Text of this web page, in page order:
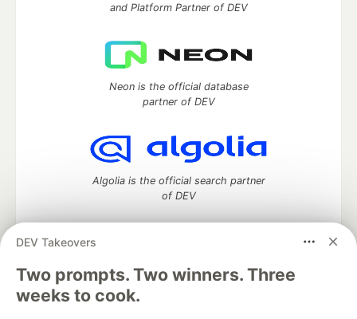
DEV Takeovers
Two prompts. Two winners. Three
weeks to cook.
and Platform Partner of DEV
Neon is the official database
partner of DEV
Algolia is the official search partner
of DEV
DEV Community— A space to discuss and keep up software
development and manage your software career
Home
DEV Challenges